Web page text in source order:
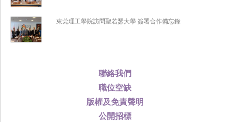
聯絡我們
職位空缺
版權及免責聲明
公開招標
東莞理工學院訪問聖若瑟大學 簽署合作備忘錄